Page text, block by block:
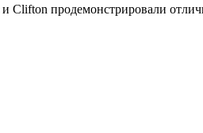
Clifton продемонстрировали